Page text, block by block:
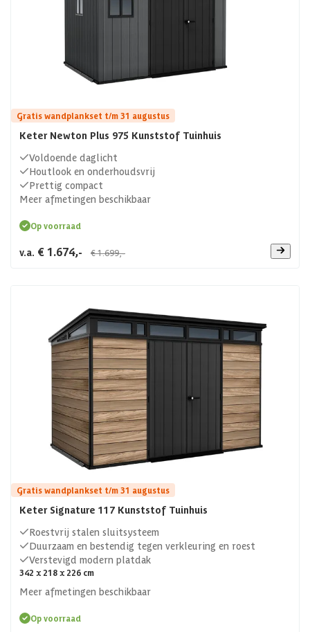
Gratis wandplankset t/m 31 augustus
Keter Newton Plus 975 Kunststof Tuinhuis
Voldoende daglicht
Houtlook en onderhoudsvrij
Prettig compact
Meer afmetingen beschikbaar
Op voorraad
v.a. € 1.674,- € 1.699,-
Gratis wandplankset t/m 31 augustus
Keter Signature 117 Kunststof Tuinhuis
Roestvrij stalen sluitsysteem
Duurzaam en bestendig tegen verkleuring en roest
Verstevigd modern platdak
342 x 218 x 226 cm
Meer afmetingen beschikbaar
Op voorraad